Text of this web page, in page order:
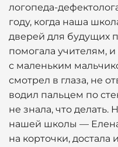
логопеда-
году, когда наша
дверей для будущих
помогала учителям,
с маленьким
смотрел в глаза, не
водил пальцем по
не знала, что
нашей школы —
на корточки,